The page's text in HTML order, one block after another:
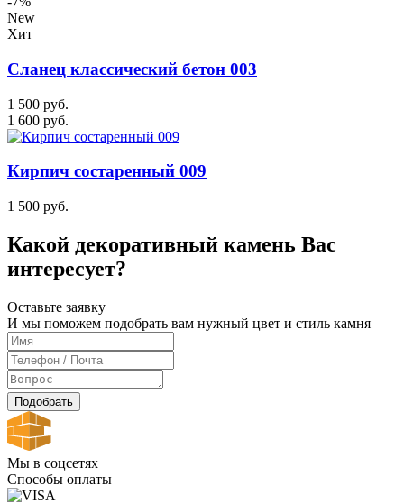
New
Хит
Сланец классический бетон 003
1 500 руб.
1 600 руб.
Кирпич состаренный 009
1 500 руб.
Какой декоративный камень Вас
интересует?
Оставьте заявку
И мы поможем подобрать вам нужный цвет и стиль камня
Подобрать
Мы в соцсетях
Способы оплаты